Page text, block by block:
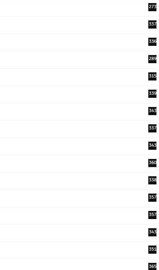
273
337
336
289
315
339
343
337
343
360
338
357
357
343
351
365